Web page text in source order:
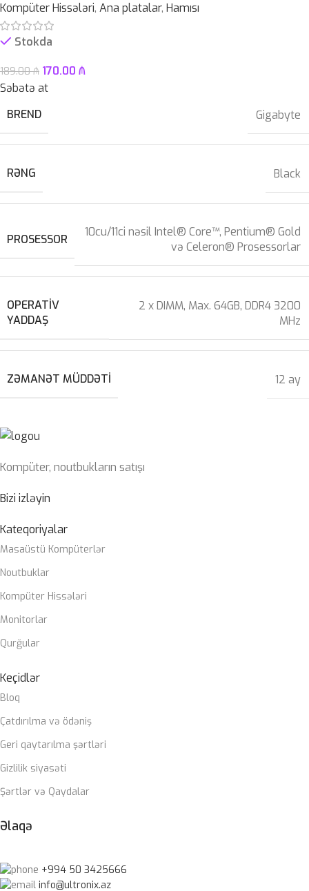
Kompüter Hissələri, Ana platalar, Hamısı
Stokda
189.00₼ 170.00 ₼
Səbətə at
BREND
Gigabyte
RƏNG Black
PROSESSOR
10cu/11ci nəsil Intel® Core™, Pentium® Gold
və Celeron® Prosessorlar
OPERATIV
YADDAŞ
2 x DIMM, Max. 64GB, DDR4 3200
MHz
ZƏMANƏT MÜDDƏTI 12 ay
Kompüter, noutbukların satışı
Bizi izləyin
Kateqoriyalar
Masaüstü Kompüterlər
Noutbuklar
Kompüter Hissələri
Monitorlar
Qurğular
Keçidlər
Bloq
Çatdırılma və ödəniş
Geri qaytarılma şərtləri
Gizlilik siyasəti
Şərtlər və Qaydalar
Əlaqə
+994 50 3425666
info@ultronix.az